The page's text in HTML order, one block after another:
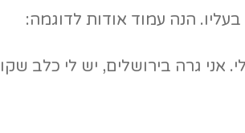
הנה עמוד אודות לדוגמה:
גרה בירושלים, יש לי כלב